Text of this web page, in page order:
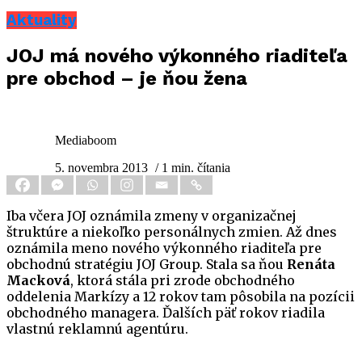
Aktuality
JOJ má nového výkonného riaditeľa
pre obchod – je ňou žena
Mediaboom
5. novembra 2013 / 1 min. čítania
Iba včera JOJ oznámila zmeny v organizačnej
štruktúre a niekoľko personálnych zmien. Až dnes
oznámila meno nového výkonného riaditeľa pre
obchodnú stratégiu JOJ Group. Stala sa ňou Renáta
Macková, ktorá stála pri zrode obchodného
oddelenia Markízy a 12 rokov tam pôsobila na pozícii
obchodného managera. Ďalších päť rokov riadila
vlastnú reklamnú agentúru.